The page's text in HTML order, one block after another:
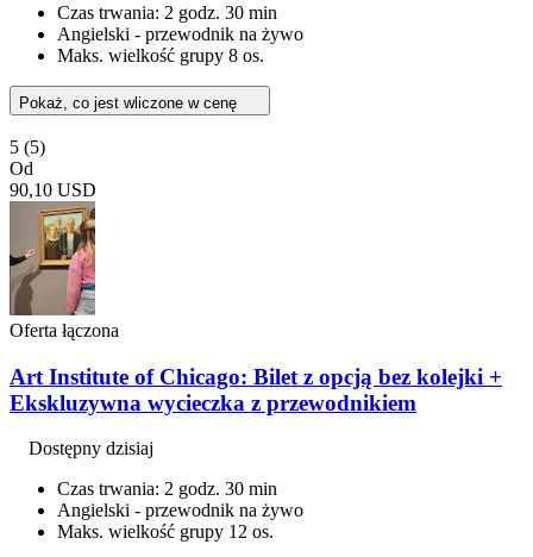
Czas trwania: 2 godz. 30 min
Angielski - przewodnik na żywo
Maks. wielkość grupy 8 os.
Pokaż, co jest wliczone w cenę
5 (5)
Od
90,10 USD
Oferta łączona
Art Institute of Chicago: Bilet z opcją bez kolejki +
Ekskluzywna wycieczka z przewodnikiem
Dostępny dzisiaj
Czas trwania: 2 godz. 30 min
Angielski - przewodnik na żywo
Maks. wielkość grupy 12 os.